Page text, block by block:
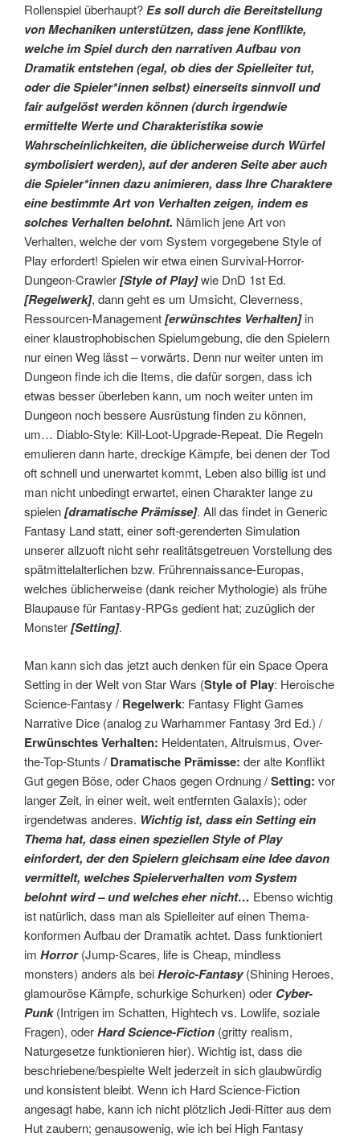
Rollenspiel überhaupt?Es soll durch die Bereitstellung
von Mechaniken unterstützen, dass jene Konflikte,
welche im Spiel durch den narrativen Aufbau von
Dramatik entstehen (egal, ob dies der Spielleiter tut,
oder die Spieler*innen selbst) einerseits sinnvoll und
fair aufgelöstwerden können(durch irgendwie
ermittelte Werte und Charakteristika sowie
Wahrscheinlichkeiten, die üblicherweise durch Würfel
symbolisiert werden), auf der anderen Seite aber auch
die Spieler*innen dazu animieren, dass Ihre Charaktere
eine bestimmte Art von Verhalten zeigen, indem es
solches Verhalten belohnt. Nämlich jene Art von
Verhalten, welche der vom System vorgegebene Style of
Play erfordert! Spielen wir etwa einen Survival-Horror-
Dungeon-Crawler[Style of Play]wie DnD 1st Ed.
[Regelwerk], dann geht es um Umsicht, Cleverness,
Ressourcen-Management[erwünschtes Verhalten]in
einer klaustrophobischen Spielumgebung, die den Spielern
nur einen Weg lässt – vorwärts. Denn nur weiter unten im
Dungeon finde ich die Items, die dafür sorgen, dass ich
etwas besser überleben kann, um noch weiter unten im
Dungeon noch bessere Ausrüstung finden zu können,
um… Diablo-Style: Kill-Loot-Upgrade-Repeat. Die Regeln
emulieren dann harte, dreckige Kämpfe, bei denen der Tod
oft schnell und unerwartet kommt, Leben also billig ist und
man nicht unbedingt erwartet, einen Charakter lange zu
spielen[dramatische Prämisse]. All das findet in Generic
Fantasy Land statt, einer soft-gerenderten Simulation
unserer allzuoft nicht sehr realitätsgetreuen Vorstellung des
spätmittelalterlichen bzw. Frührennaissance-Europas,
welches üblicherweise (dank reicher Mythologie) als frühe
Blaupause für Fantasy-RPGs gedient hat; zuzüglich der
Monster[Setting].
Man kann sich das jetzt auch denken für ein Space Opera
Setting in der Welt von Star Wars (Style of Play: Heroische
Science-Fantasy / Regelwerk: Fantasy Flight Games
Narrative Dice (analog zu Warhammer Fantasy 3rd Ed.) /
Erwünschtes Verhalten: Heldentaten, Altruismus, Over-
the-Top-Stunts / Dramatische Prämisse: der alte Konflikt
Gut gegen Böse, oder Chaos gegen Ordnung /Setting: vor
langer Zeit, in einer weit, weit entfernten Galaxis); oder
irgendetwas anderes. Wichtig ist, dass ein Setting ein
Thema hat, dass einen speziellen Style of Play
einfordert, der den Spielern gleichsam eine Idee davon
vermittelt, welches Spielerverhalten vom System
belohnt wird – und welches eher nicht… Ebenso wichtig
ist natürlich, dass man als Spielleiter auf einen Thema-
konformen Aufbau der Dramatik achtet. Dass funktioniert
im Horror(Jump-Scares, life is Cheap, mindless
monsters) anders als beiHeroic-Fantasy(Shining Heroes,
glamouröse Kämpfe, schurkige Schurken) oder Cyber-
Punk(Intrigen im Schatten, Hightech vs. Lowlife, soziale
Fragen), oderHard Science-Fiction (gritty realism,
Naturgesetze funktionieren hier). Wichtig ist, dass die
beschriebene/bespielte Welt jederzeit in sich glaubwürdig
und konsistent bleibt. Wenn ich Hard Science-Fiction
angesagt habe, kann ich nicht plötzlich Jedi-Ritter aus dem
Hut zaubern; genausowenig, wie ich bei High Fantasy